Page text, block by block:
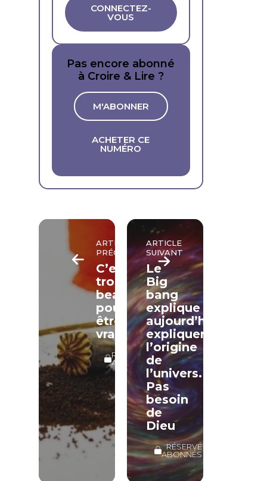
CONNECTEZ-
VOUS
Pas encore abonné
à Croire & Lire ?
M'ABONNER
ACHETER CE
NUMÉRO
ARTICLE
PRÉCÉDENT
C’est
trop
beau
pour
être
vrai
RÉSERVÉ
ABONNÉS
ARTICLE
SUIVANT
Le
Big
bang
explique
aujourd’hui
expliquer
l’origine
de
l’univers.
Pas
besoin
de
Dieu
RÉSERVÉ
ABONNÉS